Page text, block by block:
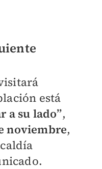
está
a su lado”,
noviembre,